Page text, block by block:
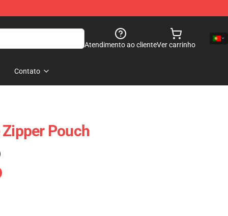
Atendimento ao clienteVer carrinho
Contato
Pouch